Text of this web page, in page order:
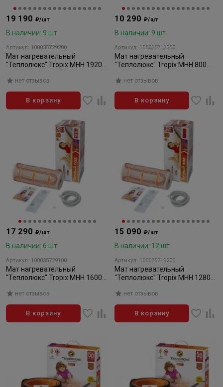
19 190 ₽/шт
В наличии: 9 шт
Артикул: 100035729200
Мат нагревательный
"Теплолюкс" Tropix МНН 1920
нет отзывов
В корзину
10 290 ₽/шт
В наличии: 9 шт
Артикул: 100035713300
Мат нагревательный
"Теплолюкс" Tropix МНН 800
нет отзывов
В корзину
17 290 ₽/шт
В наличии: 6 шт
Артикул: 100035729100
Мат нагревательный
"Теплолюкс" Tropix МНН 1600
нет отзывов
В корзину
15 090 ₽/шт
В наличии: 12 шт
Артикул: 100035719200
Мат нагревательный
"Теплолюкс" Tropix МНН 1280
нет отзывов
В корзину